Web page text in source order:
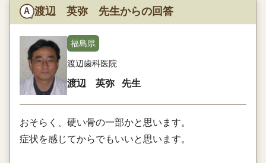
渡辺 英弥 先生からの回答
福島県
渡辺歯科医院
渡辺 英弥 先生
おそらく、硬い骨の一部かと思います。
症状を感じてからでもいいと思います。